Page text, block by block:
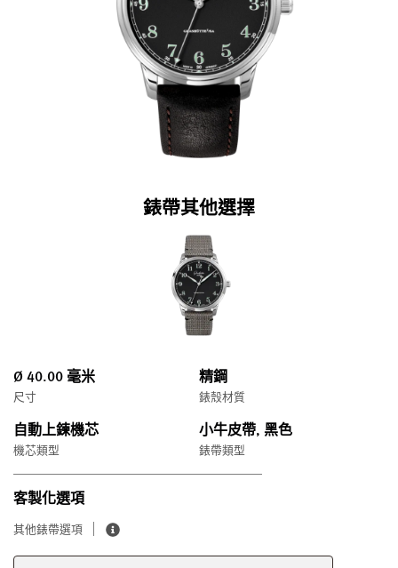
關閉選單
錶帶其他選擇
Ø 40.00 毫米
尺寸
精鋼
錶殼材質
自動上鍊機芯
機芯類型
小牛皮帶, 黑色
錶帶類型
客製化選項
其他錶帶選項